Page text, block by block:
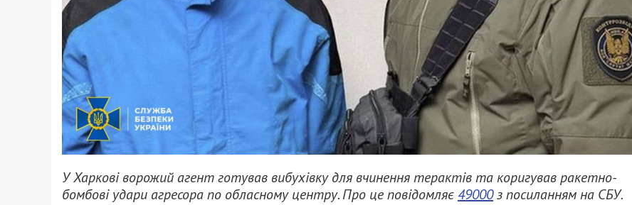
У Харкові ворожий агент готував вибухівку для вчинення терактів та коригував ракетно-
бомбові удари агресора по обласному центру. Про це повідомляє49000з посиланням на СБУ.